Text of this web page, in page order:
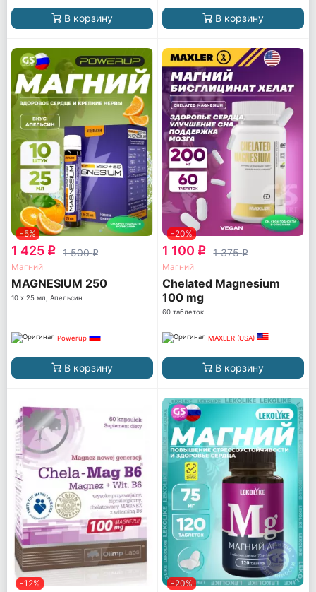
В корзину В корзину
-5%
1 425 q 1 500q
Магний
MAGNESIUM 250
10 х 25 мл, Апельсин
Powerup
В корзину
-20%
1 100 q 1 375q
Магний
Chelated Magnesium
100 mg
60 таблеток
MAXLER (USA)
В корзину
-12% -20%